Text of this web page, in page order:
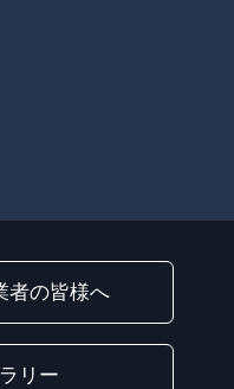
者の皆様へ
リー